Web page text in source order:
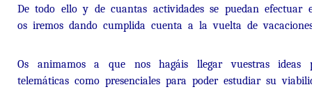
De todo ello y de cuantas actividades se puedan
os iremos dando cumplida cuenta a la vuelta de
Os animamos a que nos hagáis llegar vuestras ideas
telemáticas como presenciales para poder estudiar su